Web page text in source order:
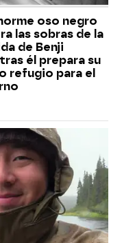
oso negro
las sobras de la
de Benji
él prepara su
refugio para el